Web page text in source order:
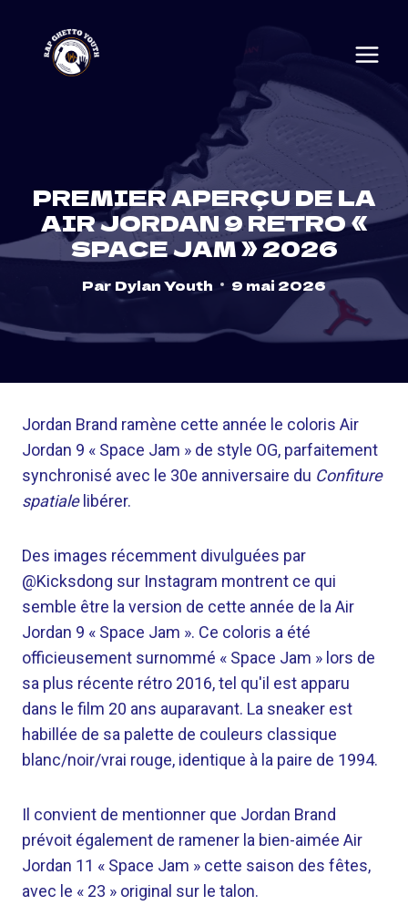
content
PREMIER APERÇU DE LA
AIR JORDAN 9 RETRO «
SPACE JAM » 2026
Par Dylan Youth 9 mai 2026
Jordan Brand ramène cette année le coloris Air
Jordan 9 « Space Jam » de style OG, parfaitement
synchronisé avec le 30e anniversaire du Confiture
spatialelibérer.
Des images récemment divulguées par
@Kicksdong sur Instagram montrent ce qui
semble être la version de cette année de la Air
Jordan 9 « Space Jam ». Ce coloris a été
officieusement surnommé « Space Jam » lors de
sa plus récente rétro 2016, tel qu'il est apparu
dans le film 20 ans auparavant. La sneaker est
habillée de sa palette de couleurs classique
blanc/noir/vrai rouge, identique à la paire de 1994.
Il convient de mentionner que Jordan Brand
prévoit également de ramener la bien-aimée Air
Jordan 11 « Space Jam » cette saison des fêtes,
avec le « 23 » original sur le talon.